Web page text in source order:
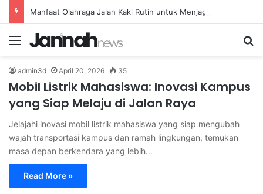
Menu
admin3d April 20, 2026 35
Mobil Listrik Mahasiswa: Inovasi Kampus
yang Siap Melaju di Jalan Raya
Jelajahi inovasi mobil listrik mahasiswa yang siap mengubah
wajah transportasi kampus dan ramah lingkungan, temukan
masa depan berkendara yang lebih…
Read More »